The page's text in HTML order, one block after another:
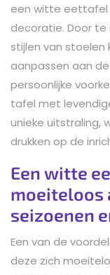
een witte eettafel
decoratie. Door te
stijlen van stoelen
aanpassen aan
persoonlijke
tafel met
unieke uitstraling,
drukken op de
Een witte
moeiteloos
seizoenen
Een van de
deze zich